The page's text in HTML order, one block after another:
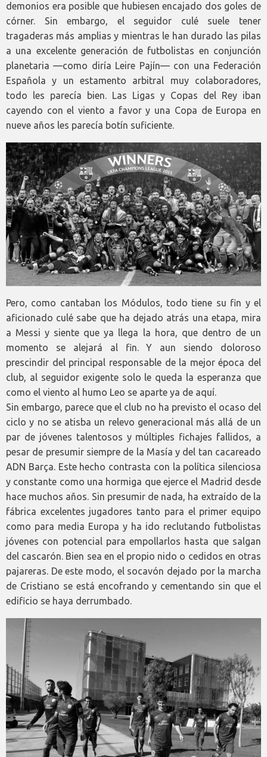
demonios era posible que hubiesen encajado dos goles de
córner. Sin embargo, el seguidor culé suele tener
tragaderas más amplias y mientras le han durado las pilas
a una excelente generación de futbolistas en conjunción
planetaria —como diría Leire Pajín— con una Federación
Española y un estamento arbitral muy colaboradores,
todo les parecía bien. Las Ligas y Copas del Rey iban
cayendo con el viento a favor y una Copa de Europa en
nueve años les parecía botín suficiente.
Pero, como cantaban los Módulos, todo tiene su fin y el
aficionado culé sabe que ha dejado atrás una etapa, mira
a Messi y siente que ya llega la hora, que dentro de un
momento se alejará al fin. Y aun siendo doloroso
prescindir del principal responsable de la mejor época del
club, al seguidor exigente solo le queda la esperanza que
como el viento al humo Leo se aparte ya de aquí.
Sin embargo, parece que el club no ha previsto el ocaso del
ciclo y no se atisba un relevo generacional más allá de un
par de jóvenes talentosos y múltiples fichajes fallidos, a
pesar de presumir siempre de la Masía y del tan cacareado
ADN Barça. Este hecho contrasta con la política silenciosa
y constante como una hormiga que ejerce el Madrid desde
hace muchos años. Sin presumir de nada, ha extraído de la
fábrica excelentes jugadores tanto para el primer equipo
como para media Europa y ha ido reclutando futbolistas
jóvenes con potencial para empollarlos hasta que salgan
del cascarón. Bien sea en el propio nido o cedidos en otras
pajareras. De este modo, el socavón dejado por la marcha
de Cristiano se está encofrando y cementando sin que el
edificio se haya derrumbado.